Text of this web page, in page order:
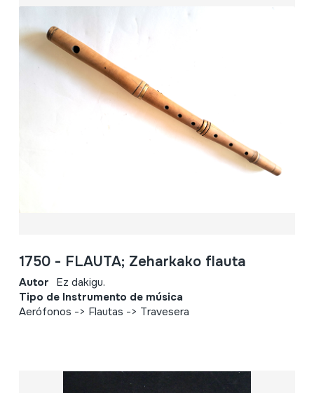
1750 - FLAUTA; Zeharkako flauta
Autor Ez dakigu.
Tipo de Instrumento de música
Aerófonos -> Flautas -> Travesera